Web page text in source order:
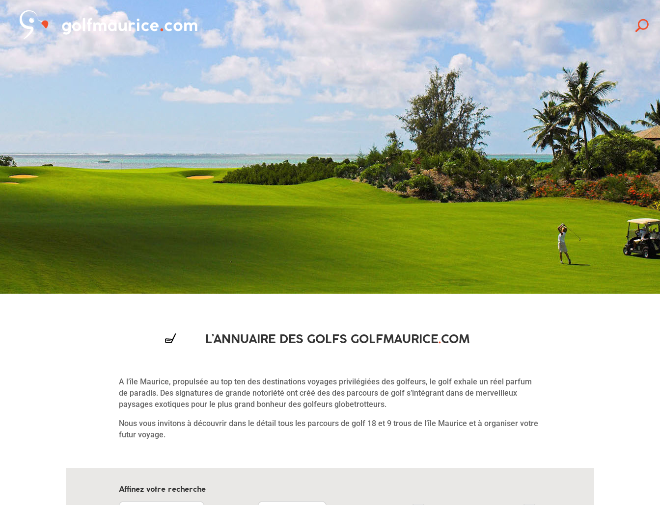
L’ANNUAIRE DES GOLFS GOLFMAURICE.COM
A l’île Maurice, propulsée au top ten des destinations voyages privilégiées des golfeurs, le golf exhale un réel parfum
de paradis. Des signatures de grande notoriété ont créé des des parcours de golf s’intégrant dans de merveilleux
paysages exotiques pour le plus grand bonheur des golfeurs globetrotteurs.
Nous vous invitons à découvrir dans le détail tous les parcours de golf 18 et 9 trous de l’île Maurice et à organiser votre
futur voyage.
Affinez votre recherche